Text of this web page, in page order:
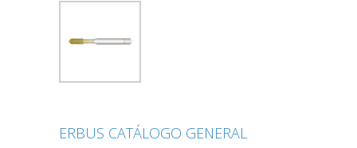
ERBUS CATÁLOGO GENERAL